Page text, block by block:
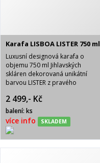
Karafa LISBOA LISTER 750 ml
Luxusní designová karafa o
objemu 750 ml Jihlavských
skláren dekorovaná unikátní
barvou LISTER z pravého
PbO. Jedná se o karafu velmi
atraktivního vzhledu.
2 499,- Kč
balení: ks
více info SKLADEM